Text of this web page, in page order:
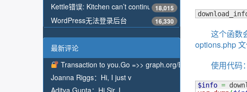
Kettle错误: Kitchen can’t continue because the job couldn’t be
18,015
WordPress无法登录后台 16,330
最新评论
Transaction to you.Go =>> graph.org/BALANCE-36824-
Joanna Riggs： Hi, I just v
Aditya Gupta： Hi Sir, I
这个函数
options.php
使用代码：
$info =